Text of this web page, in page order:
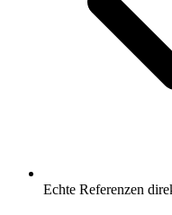
Echte Referenzen